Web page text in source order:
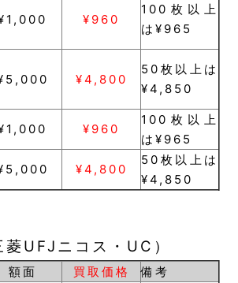
¥960
100枚以上
は¥965
¥4,800
50枚以上は
¥4,850
¥960
100枚以上
は¥965
¥4,800
50枚以上は
¥4,850
UFJニコス・UC）
額面 買取価格
備考